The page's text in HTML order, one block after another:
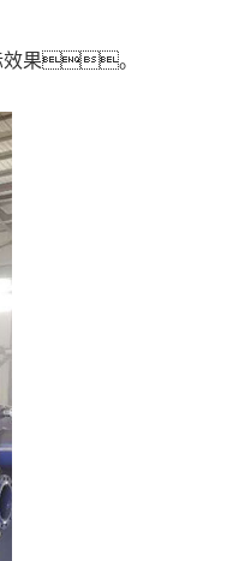
效果。